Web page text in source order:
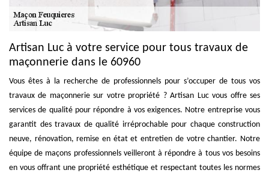
Artisan Luc à votre service pour tous travaux de
maçonnerie dans le 60960
Vous êtes à la recherche de professionnels pour s’occuper de tous vos
travaux de maçonnerie sur votre propriété ? Artisan Luc vous offre ses
services de qualité pour répondre à vos exigences. Notre entreprise vous
garantit des travaux de qualité irréprochable pour chaque construction
neuve, rénovation, remise en état et entretien de votre chantier. Notre
équipe de maçons professionnels veilleront à répondre à tous vos besoins
en vous offrant une propriété esthétique et respectant toutes les normes